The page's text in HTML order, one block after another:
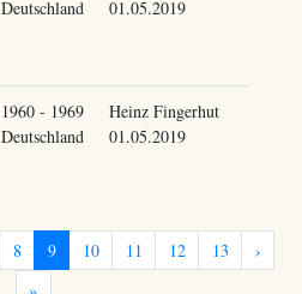
Deutschland
01.05.2019
1960 - 1969
Deutschland
Heinz Fingerhut
01.05.2019
8 9 10 11 12 13
›
»